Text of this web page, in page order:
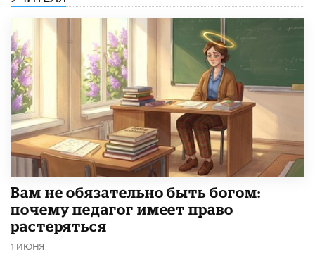
​Вам не обязательно быть богом:
почему педагог имеет право
растеряться
1 ИЮНЯ